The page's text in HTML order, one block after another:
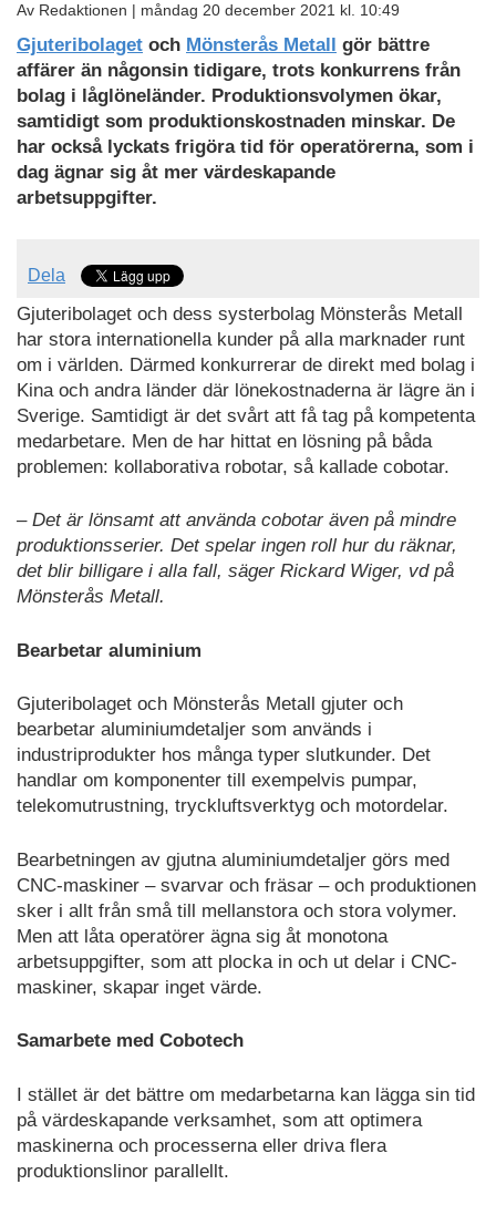
Av Redaktionen | måndag 20 december 2021 kl. 10:49
Gjuteribolaget och Mönsterås Metall
gör bättre
affärer än någonsin tidigare, trots konkurrens från
bolag i låglöneländer. Produktionsvolymen ökar,
samtidigt som produktionskostnaden minskar. De
har också lyckats frigöra tid för operatörerna, som i
dag ägnar sig åt mer värdeskapande
arbetsuppgifter.
Dela
Gjuteribolaget och dess systerbolag Mönsterås Metall
har stora internationella kunder på alla marknader runt
om i världen. Därmed konkurrerar de direkt med bolag i
Kina och andra länder där lönekostnaderna är lägre än i
Sverige. Samtidigt är det svårt att få tag på kompetenta
medarbetare. Men de har hittat en lösning på båda
problemen: kollaborativa robotar, så kallade cobotar.
– Det är lönsamt att använda cobotar även på mindre
produktionsserier. Det spelar ingen roll hur du räknar,
det blir billigare i alla fall, säger Rickard Wiger, vd på
Mönsterås Metall.
Bearbetar aluminium
Gjuteribolaget och Mönsterås Metall gjuter och
bearbetar aluminiumdetaljer som används i
industriprodukter hos många typer slutkunder. Det
handlar om komponenter till exempelvis pumpar,
telekomutrustning, tryckluftsverktyg och motordelar.
Bearbetningen av gjutna aluminiumdetaljer görs med
CNC-maskiner – svarvar och fräsar – och produktionen
sker i allt från små till mellanstora och stora volymer.
Men att låta operatörer ägna sig åt monotona
arbetsuppgifter, som att plocka in och ut delar i CNC-
maskiner, skapar inget värde.
Samarbete med Cobotech
I stället är det bättre om medarbetarna kan lägga sin tid
på värdeskapande verksamhet, som att optimera
maskinerna och processerna eller driva flera
produktionslinor parallellt.